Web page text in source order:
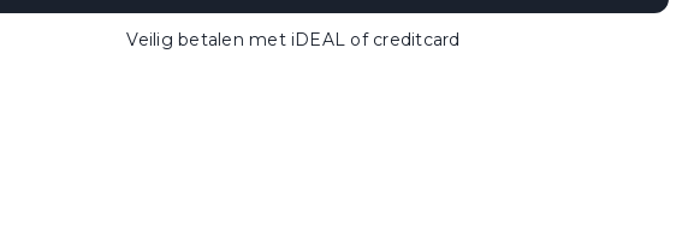
Veilig betalen met iDEAL of creditcard